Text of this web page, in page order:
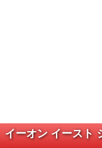
イーオン イースト